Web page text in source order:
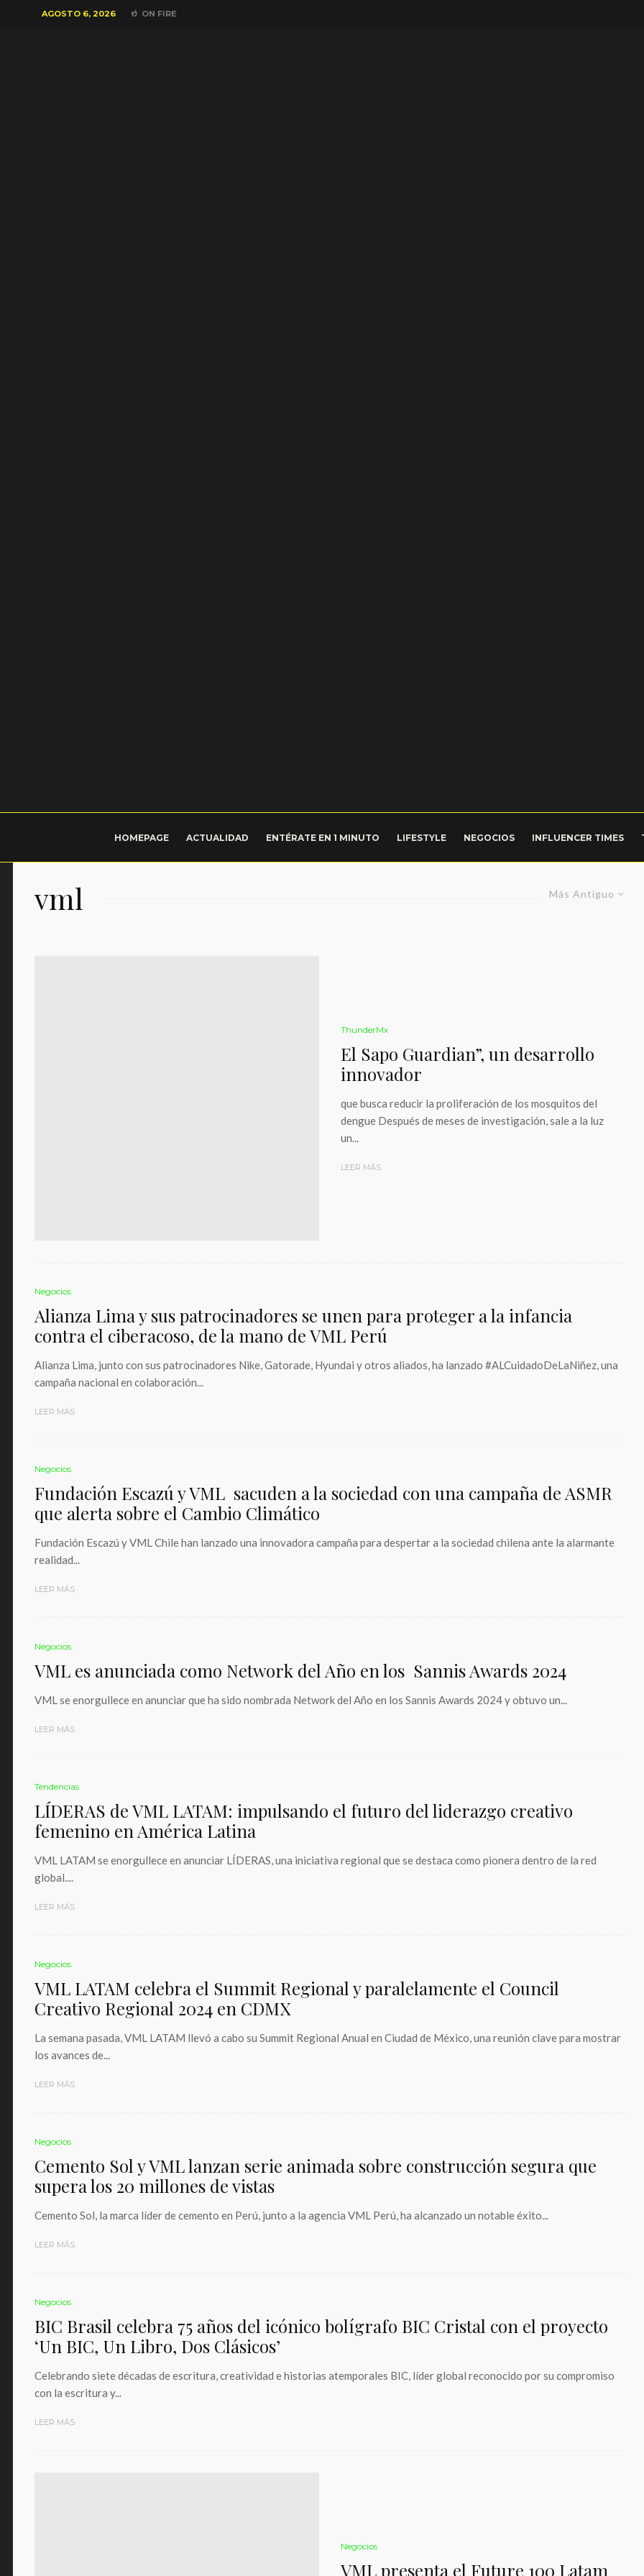
AGOSTO 6, 2026 ON FIRE
HOMEPAGE ACTUALIDAD ENTÉRATE EN 1 MINUTO LIFESTYLE NEGOCIOS INFLUENCER TIMES
Más Antiguo
vml
ThunderMx
El Sapo Guardian”, un desarrollo
innovador
que busca reducir la proliferación de los mosquitos del
dengue Después de meses de investigación, sale a la luz
un...
LEER MÁS
Negocios
Alianza Lima y sus patrocinadores se unen para proteger a la infancia
contra el ciberacoso, de la mano de VML Perú
Alianza Lima, junto con sus patrocinadores Nike, Gatorade, Hyundai y otros aliados, ha lanzado #ALCuidadoDeLaNiñez, una
campaña nacional en colaboración...
LEER MÁS
Negocios
Fundación Escazú y VML sacuden a la sociedad con una campaña de ASMR
que alerta sobre el Cambio Climático
Fundación Escazú y VML Chile han lanzado una innovadora campaña para despertar a la sociedad chilena ante la alarmante
realidad...
LEER MÁS
Negocios
VML es anunciada como Network del Año en los Sannis Awards 2024
VML se enorgullece en anunciar que ha sido nombrada Network del Año en los Sannis Awards 2024 y obtuvo un...
LEER MÁS
Tendencias
LÍDERAS de VML LATAM: impulsando el futuro del liderazgo creativo
femenino en América Latina
VML LATAM se enorgullece en anunciar LÍDERAS, una iniciativa regional que se destaca como pionera dentro de la red
global....
LEER MÁS
Negocios
VML LATAM celebra el Summit Regional y paralelamente el Council
Creativo Regional 2024 en CDMX
La semana pasada, VML LATAM llevó a cabo su Summit Regional Anual en Ciudad de México, una reunión clave para mostrar
los avances de...
LEER MÁS
Negocios
Cemento Sol y VML lanzan serie animada sobre construcción segura que
supera los 20 millones de vistas
Cemento Sol, la marca líder de cemento en Perú, junto a la agencia VML Perú, ha alcanzado un notable éxito...
LEER MÁS
Negocios
BIC Brasil celebra 75 años del icónico bolígrafo BIC Cristal con el proyecto
‘Un BIC, Un Libro, Dos Clásicos’
Celebrando siete décadas de escritura, creatividad e historias atemporales BIC, líder global reconocido por su compromiso
con la escritura y...
LEER MÁS
Negocios
VML presenta el Future 100 Latam